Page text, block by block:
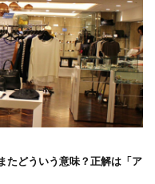
たどういう意味？正解は「ア